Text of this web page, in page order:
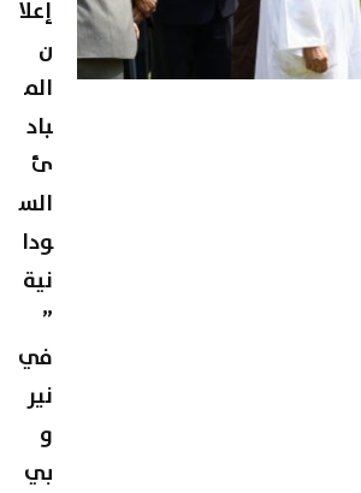
إعلا
ن
الم
باد
ئ
الس
ودا
نية
”
في
نير
و
بي